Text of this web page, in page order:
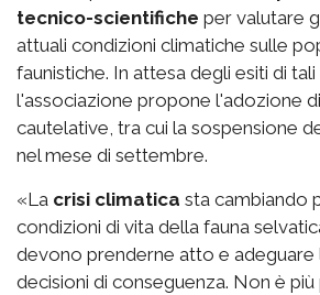
tecnico-scientifiche per valutare
attuali condizioni climatiche sulle
faunistiche. In attesa degli esiti di
l'associazione propone l'adozione
cautelative, tra cui la sospensione
nel mese di settembre.
«La crisi climatica sta cambiando
condizioni di vita della fauna
devono prenderne atto e adeguare
decisioni di conseguenza. Non è